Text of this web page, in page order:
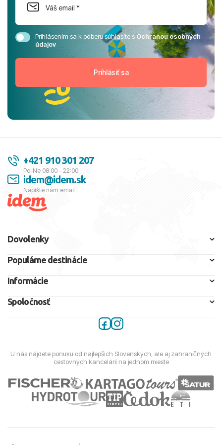
Prihlásením sa k odberu súhlasíte sOchranou osobných
údajov
+421 910 301 207
Po-Ne 08:00 - 22:00
idem@idem.sk
Napíšte nám email
Dovolenky
Populárne destinácie
Informácie
Spoločnosť
U nás nájdete ponuku od najlepších Slovenských, ale aj zahraničných
cestovných kancelárií na jednom mieste